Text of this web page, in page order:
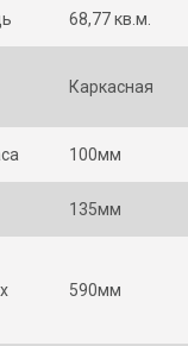
68,77 кв.м.
Каркасная
100мм
135мм
590мм